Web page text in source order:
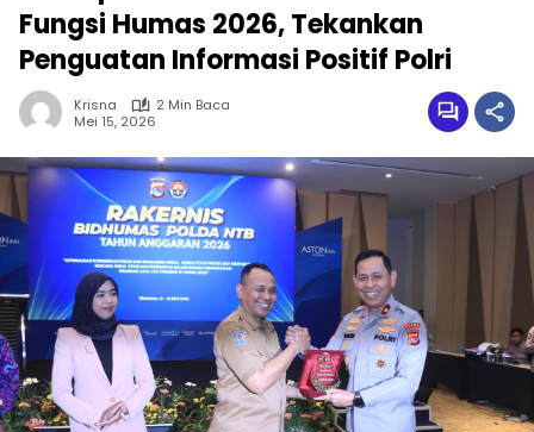
Fungsi Humas 2026, Tekankan
Penguatan Informasi Positif Polri
Krisna
2 Min Baca
Mei 15, 2026